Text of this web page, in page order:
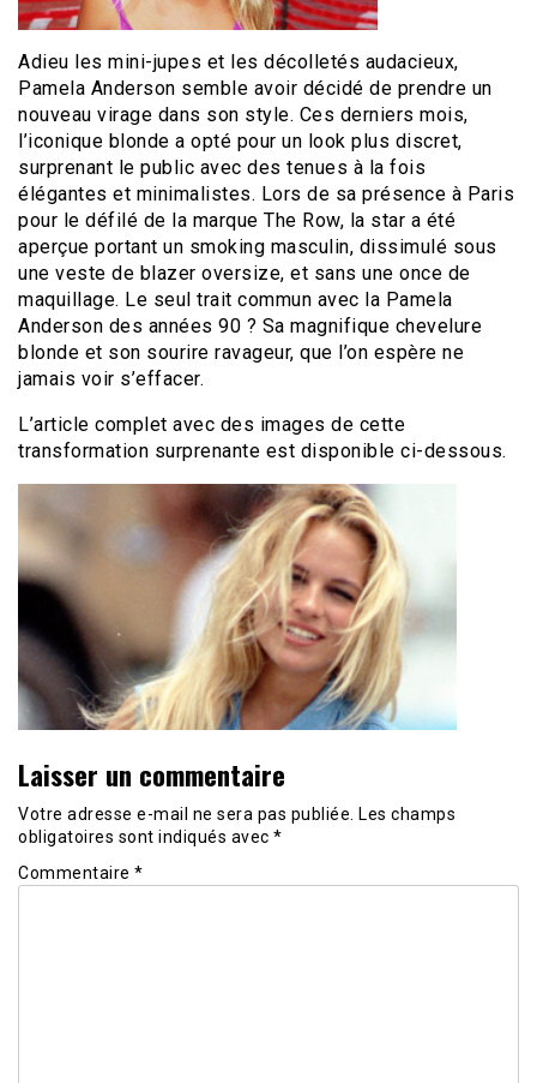
Adieu les mini-jupes et les décolletés audacieux,
Pamela Anderson semble avoir décidé de prendre un
nouveau virage dans son style. Ces derniers mois,
l’iconique blonde a opté pour un look plus discret,
surprenant le public avec des tenues à la fois
élégantes et minimalistes. Lors de sa présence à Paris
pour le défilé de la marque The Row, la star a été
aperçue portant un smoking masculin, dissimulé sous
une veste de blazer oversize, et sans une once de
maquillage. Le seul trait commun avec la Pamela
Anderson des années 90 ? Sa magnifique chevelure
blonde et son sourire ravageur, que l’on espère ne
jamais voir s’effacer.
L’article complet avec des images de cette
transformation surprenante est disponible ci-dessous.
Laisser un commentaire
Votre adresse e-mail ne sera pas publiée.
Les champs
obligatoires sont indiqués avec *
Commentaire *